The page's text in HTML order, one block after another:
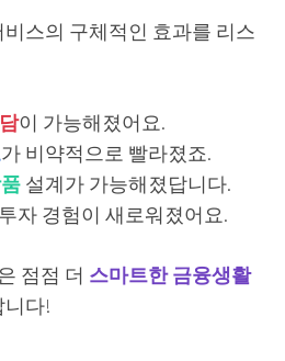
비스의 구체적인 효과를 리스
이 가능해졌어요.
가 비약적으로 빨라졌죠.
설계가 가능해졌답니다.
자 경험이 새로워졌어요.
점점 더 스마트한 금융생활
니다!